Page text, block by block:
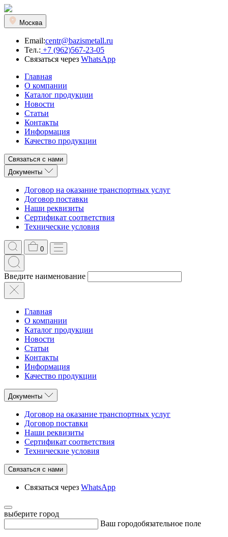
Москва
Email:centr@bazismetall.ru
Тел.: +7 (962)567-23-05
Связаться через WhatsApp
Главная
О компании
Каталог продукции
Новости
Статьи
Контакты
Информация
Качество продукции
Связаться с нами
Документы
Договор на оказание транспортных услуг
Договор поставки
Наши реквизиты
Сертификат соответствия
Технические условия
0
Введите наименование
Главная
О компании
Каталог продукции
Новости
Статьи
Контакты
Информация
Качество продукции
Документы
Договор на оказание транспортных услуг
Договор поставки
Наши реквизиты
Сертификат соответствия
Технические условия
Связаться с нами
Связаться через WhatsApp
выберите город
Ваш городобязательное поле